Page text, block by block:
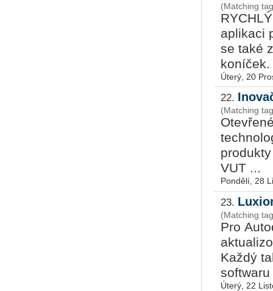
(Matching
aplikaci
se také
koníček.
Úterý, 20
22.
(Matching
VUT ...
Pondělí, 28
23.
(Matching
Pro
Každý
softwaru
Úterý, 22